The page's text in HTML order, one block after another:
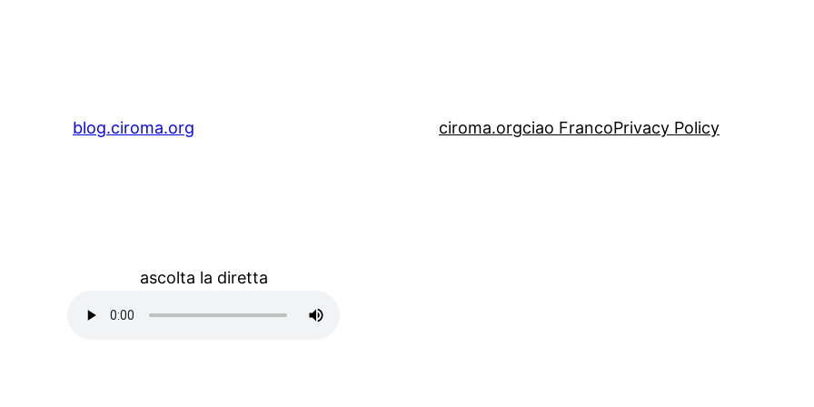
blog.ciroma.org ciroma.orgciao FrancoPrivacy Policy
ascolta la diretta